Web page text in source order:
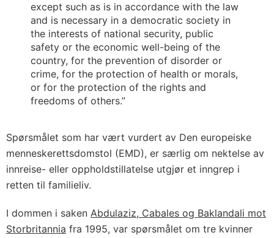
except such as is in accordance with the law
and is necessary in a democratic society in
the interests of national security, public
safety or the economic well-being of the
country, for the prevention of disorder or
crime, for the protection of health or morals,
or for the protection of the rights and
freedoms of others.”
Spørsmålet som har vært vurdert av Den europeiske
menneskerettsdomstol (EMD), er særlig om nektelse av
innreise- eller oppholdstillatelse utgjør et inngrep i
retten til familieliv.
I dommen i saken Abdulaziz, Cabales og Baklandali mot
Storbritannia fra 1995, var spørsmålet om tre kvinner